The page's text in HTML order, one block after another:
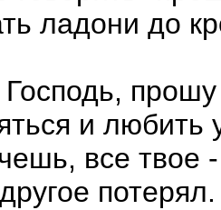
ладони до
и любить
все твое
потерял.